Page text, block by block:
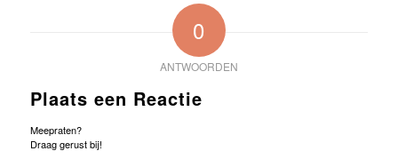
0
ANTWOORDEN
Plaats een Reactie
Meepraten?
Draag gerust bij!